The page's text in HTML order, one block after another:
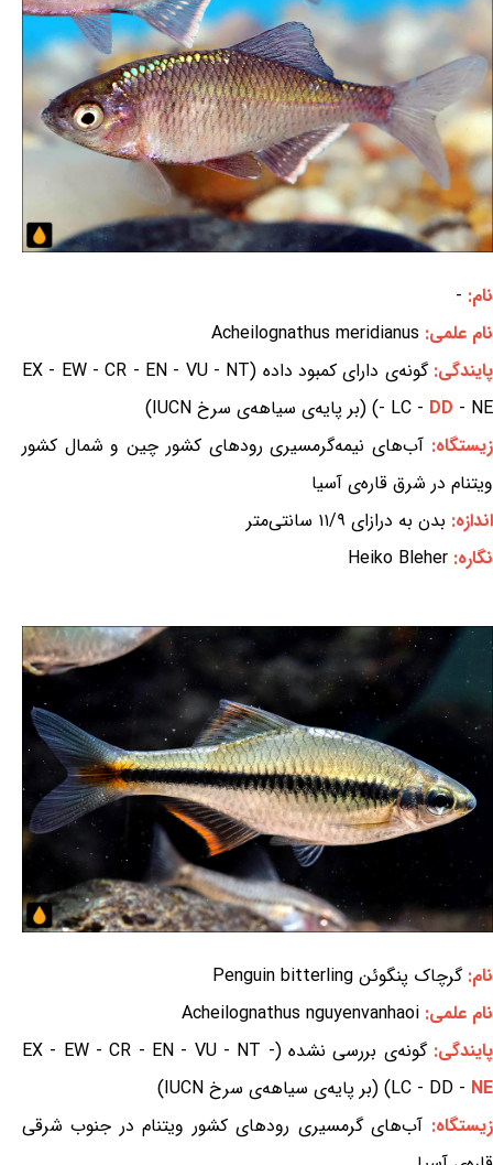
نام: -
نام علمی: Acheilognathus meridianus
پایندگی:
گونه‌ی دارای کمبود داده (EX - EW - CR - EN - VU - NT
- LC - DD - NE) (بر پایه‌ی سیاهه‌ی سرخ IUCN)
زیستگاه: آب‌های نیمه‌گرمسیری رودهای کشور چین و شمال کشور
ویتنام در شرق قاره‌ی آسیا
اندازه: بدن به درازای ۱۱/۹ سانتی‌متر
نگاره: Heiko Bleher
نام:گرچاک پنگوئن Penguin bitterling
نام علمی: Acheilognathus nguyenvanhaoi
پایندگی:
گونه‌ی بررسی نشده (EX - EW - CR - EN - VU - NT -
LC - DD - NE
) (بر پایه‌ی سیاهه‌ی سرخ IUCN)
زیستگاه: آب‌های گرمسیری رودهای کشور ویتنام در جنوب شرقی